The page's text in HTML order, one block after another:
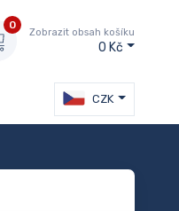
0
Zobrazit obsah košíku
0 Kč
CZK